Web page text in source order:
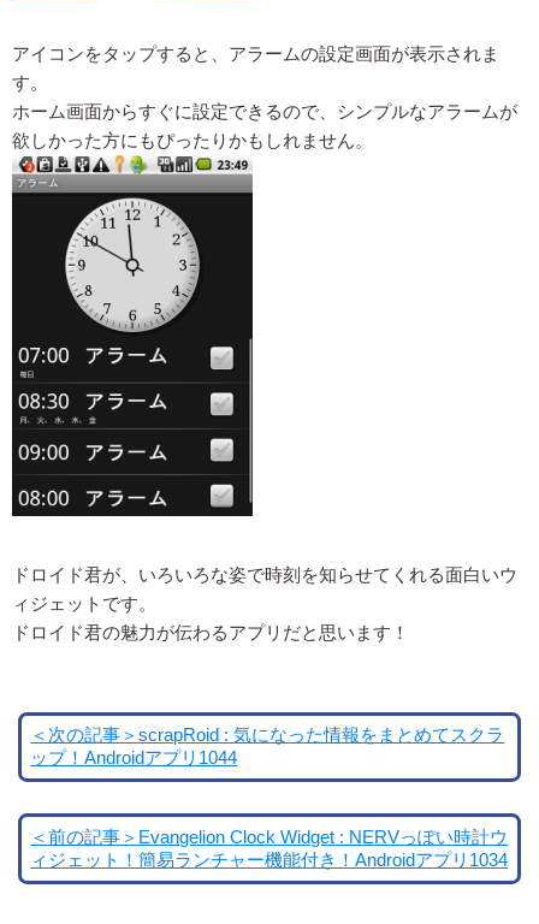
アイコンをタップすると、アラームの設定画面が表示されま
す。
ホーム画面からすぐに設定できるので、シンプルなアラームが
欲しかった方にもぴったりかもしれません。
ドロイド君が、いろいろな姿で時刻を知らせてくれる面白いウ
ィジェットです。
ドロイド君の魅力が伝わるアプリだと思います！
＜次の記事＞scrapRoid : 気になった情報をまとめてスクラ
ップ！Androidアプリ1044
＜前の記事＞Evangelion Clock Widget : NERVっぽい時計ウ
ィジェット！簡易ランチャー機能付き！Androidアプリ1034